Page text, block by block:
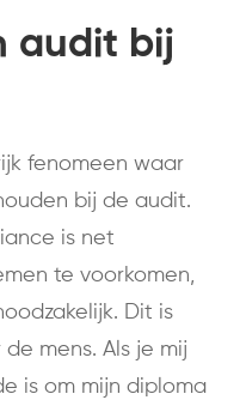
audit bij
fenomeen waar
bij de audit.
is net
te voorkomen,
Dit is
mens. Als je mij
is om mijn diploma